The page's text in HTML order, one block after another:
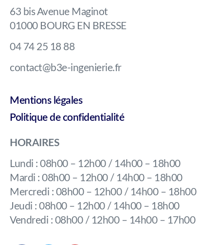
63 bis Avenue Maginot
01000 BOURG EN BRESSE
04 74 25 18 88
contact@b3e-ingenierie.fr
Mentions légales
Politique de confidentialité
HORAIRES
Lundi : 08h00 – 12h00 / 14h00 – 18h00
Mardi : 08h00 – 12h00 / 14h00 – 18h00
Mercredi : 08h00 – 12h00 / 14h00 – 18h00
Jeudi : 08h00 – 12h00 / 14h00 – 18h00
Vendredi : 08h00 / 12h00 – 14h00 – 17h00